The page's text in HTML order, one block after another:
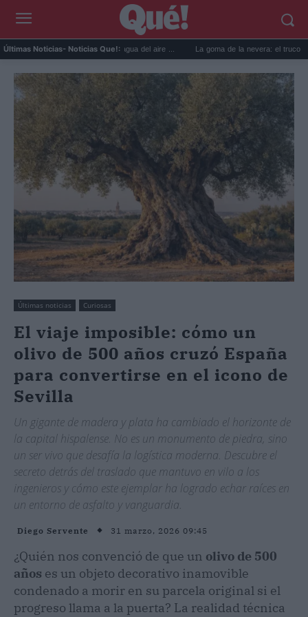
Últimas Noticias- Noticias Que!:
para reutilizar el agua del aire ... La goma de la nevera: el truco del papel
Últimas noticias Curiosas
El viaje imposible: cómo un
olivo de 500 años cruzó España
para convertirse en el icono de
Sevilla
Un gigante de madera y plata ha cambiado el horizonte de
la capital hispalense. No es un monumento de piedra, sino
un ser vivo que desafía la logística moderna. Descubre el
secreto detrás del traslado que mantuvo en vilo a los
ingenieros y cómo este ejemplar ha logrado echar raíces en
un entorno de asfalto y vanguardia.
Diego Servente 31 marzo, 2026 09:45
¿Quién nos convenció de que un olivo de 500
años es un objeto decorativo inamovible
condenado a morir en su parcela original si el
progreso llama a la puerta? La realidad técnica